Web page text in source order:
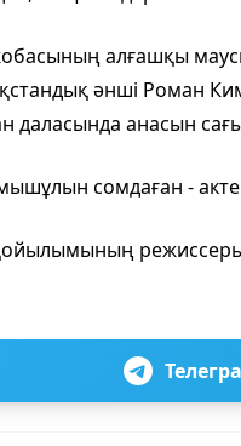
алғашқы
әнші Роман
даласында анасын
сомдаған -